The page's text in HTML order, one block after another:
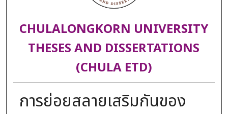
CHULALONGKORN UNIVERSITY
THESES AND DISSERTATIONS
(CHULA ETD)
การย่อยสลายเสริมกันของ